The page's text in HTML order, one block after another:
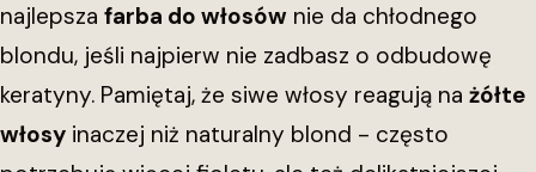
najlepsza farba do włosów nie da chłodnego
blondu, jeśli najpierw nie zadbasz o odbudowę
keratyny. Pamiętaj, że siwe włosy reagują na żółte
włosy inaczej niż naturalny blond - często